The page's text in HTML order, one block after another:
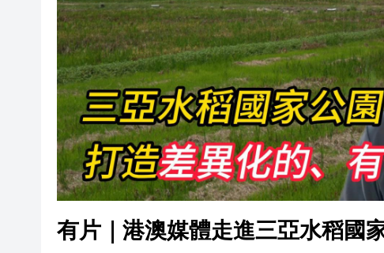
皖休寧縣：梅雨時節搶險忙 護航出
警方油尖打擊黑工及掃黃 拘捕30名
6月10日至8月31日免門票 皖黟縣各
大嶼山打擊電動可移動工具 拘捕一對
我國成功發射通信技術試驗衛星二
有片｜港澳媒體走進三亞水稻國